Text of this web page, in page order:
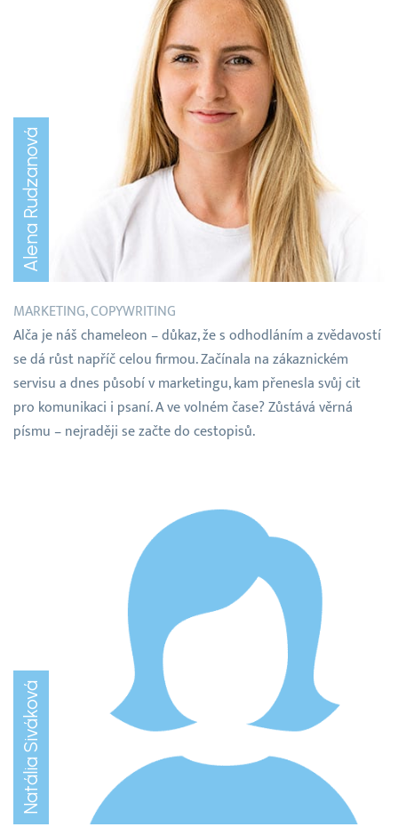
Alena Rudzanová
MARKETING, COPYWRITING
Alča je náš chameleon – důkaz, že s odhodláním a zvědavostí
se dá růst napříč celou firmou. Začínala na zákaznickém
servisu a dnes působí v marketingu, kam přenesla svůj cit
pro komunikaci i psaní. A ve volném čase? Zůstává věrná
písmu – nejraději se začte do cestopisů.
Natália Siváková